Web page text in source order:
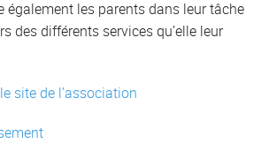
également les parents dans leur tâche
des différents services qu’elle leur
site de l’association